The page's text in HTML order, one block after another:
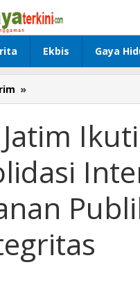
Ekbis Gaya
»
Jatim
Sosialisasi
dan
Konsolidasi
Internal
2025,
Wujudkan
Pelayanan
Publik
yang